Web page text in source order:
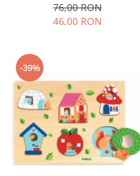
76,00 RON
46,00 RON
-39%